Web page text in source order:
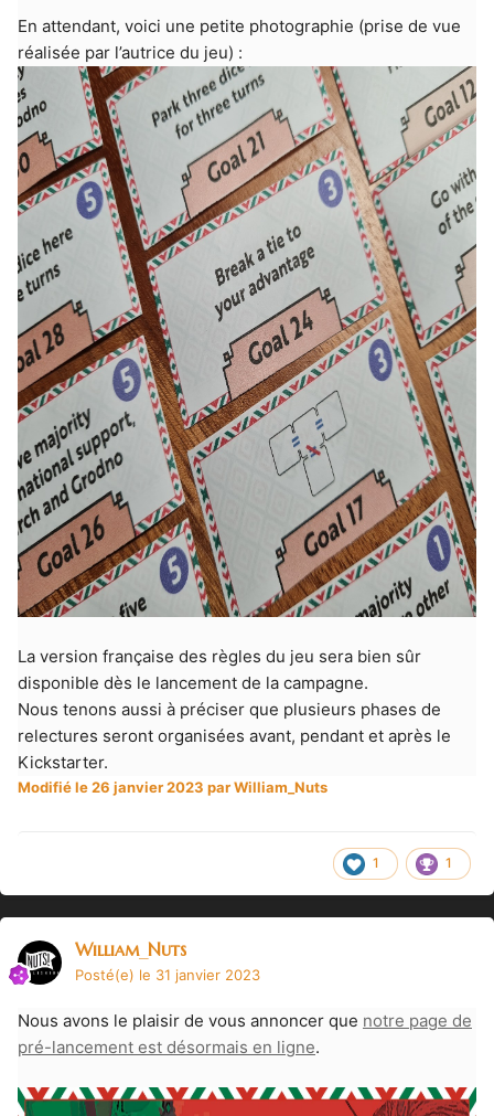
En attendant, voici une petite photographie (prise de vue
réalisée par l’autrice du jeu) :
La version française des règles du jeu sera bien sûr
disponible dès le lancement de la campagne.
Nous tenons aussi à préciser que plusieurs phases de
relectures seront organisées avant, pendant et après le
Kickstarter.
Modifiéle 26 janvier 2023 par William_Nuts
1 1
William_Nuts
Posté(e) le 31 janvier 2023
Nous avons le plaisir de vous annoncer que notre page de
pré-lancement est désormais en ligne.